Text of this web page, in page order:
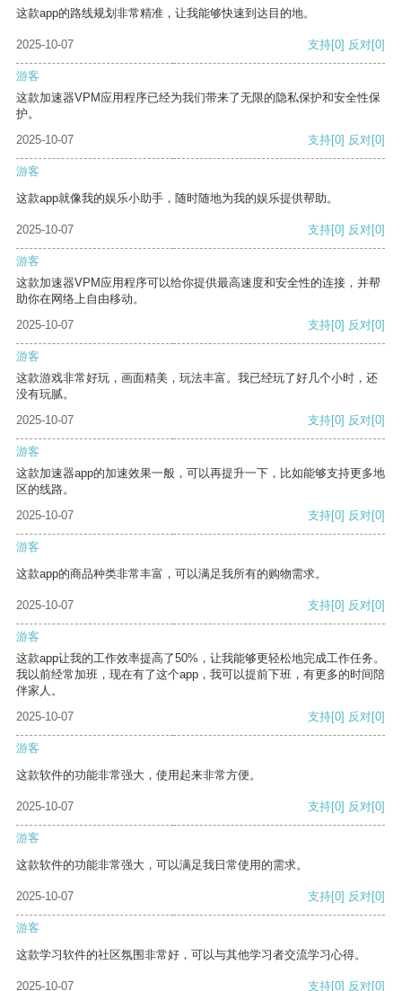
这款app的路线规划非常精准，让我能够快速到达目的地。
2025-10-07 支持[0] 反对[0]
游客
这款加速器VPM应用程序已经为我们带来了无限的隐私保护和安全性保
护。
2025-10-07
支持[0] 反对[0]
游客
这款app就像我的娱乐小助手，随时随地为我的娱乐提供帮助。
2025-10-07 支持[0] 反对[0]
游客
这款加速器VPM应用程序可以给你提供最高速度和安全性的连接，并帮
助你在网络上自由移动。
2025-10-07
支持[0] 反对[0]
游客
这款游戏非常好玩，画面精美，玩法丰富。我已经玩了好几个小时，还
没有玩腻。
2025-10-07
支持[0] 反对[0]
游客
这款加速器app的加速效果一般，可以再提升一下，比如能够支持更多地
区的线路。
2025-10-07
支持[0] 反对[0]
游客
这款app的商品种类非常丰富，可以满足我所有的购物需求。
2025-10-07 支持[0] 反对[0]
游客
这款app让我的工作效率提高了50%，让我能够更轻松地完成工作任务。
我以前经常加班，现在有了这个app，我可以提前下班，有更多的时间陪
伴家人。
2025-10-07
支持[0] 反对[0]
游客
这款软件的功能非常强大，使用起来非常方便。
2025-10-07 支持[0] 反对[0]
游客
这款软件的功能非常强大，可以满足我日常使用的需求。
2025-10-07 支持[0] 反对[0]
游客
这款学习软件的社区氛围非常好，可以与其他学习者交流学习心得。
2025-10-07 支持[0] 反对[0]